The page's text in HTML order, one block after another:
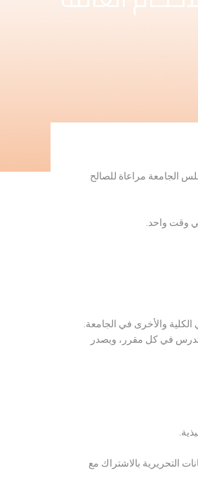
الجامعة مراعاة للصالح
وقت واحد.
والأخرى في الجامعة.
تدرس في كل مقرر، ويصدر
التحريرية بالاشتراك مع